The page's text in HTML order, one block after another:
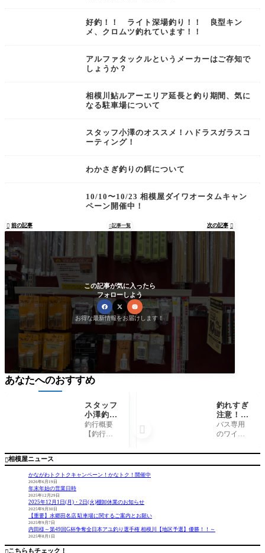
好釣！！ ライト深場釣り！！ 良型キン
メ、クロムツ釣れています！！
アルファタックルというメーカーはご存知で
しょうか？
相模川鮎ルアーエリア延長と釣り期間、気に
なる駐車場について
スタッフ小澤のオススメ！ハドラスガラスコ
ーティング！
わかさぎ釣りの餌について
10/10〜10/23 相模屋ダイワオータムキャン
ペーン開催中！
 前の記事 記事一覧 次の記事 
この記事が気に入ったら
フォローしよう
お得な最新情報をお届けします！
相模屋ニュース
かながわトクトクキャンペーン！かなトク！開催中
2026年6月19日
年末年始の営業日時
2025年12月29日
2025年12月1日(月)・2日(火)棚卸休業のお知らせ
2025年9月30日
【重要】水郷田名店 駐車場に関するご案内とお願い
2025年9月7日
内田様～第49回G杯争奪全日本アユ釣り選手権 相模川【地区予選】優勝！！～
2025年8月1日
こちらもチェック！
あなたへのおすすめ
スタッフ
小澤釣行
記～佐島
沖/マル
ギイカ(4
杯～
釣行概要
【釣行
4年5月22
時間】 6:
佐島沖
佐島
港 志平
果】 ・マ
釣れすぎ
注意！
『PDLダ
ートパニ
CO』
バス専用
のワイン
がついに
ワインド
